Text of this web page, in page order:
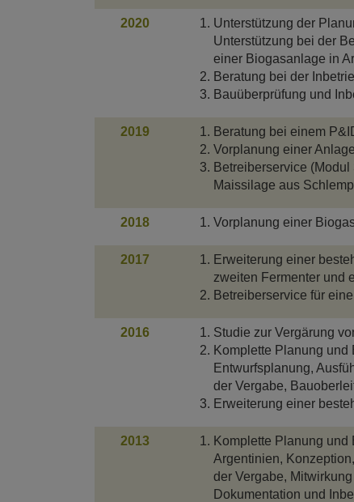
2020
Unterstützung der
Unterstützung bei der
einer Biogasanlage in
Beratung bei der
Bauüberprüfung und
2019
Beratung bei einem
Vorplanung einer
Betreiberservice
Maissilage aus
2018 Vorplanung einer
2017
Erweiterung einer
zweiten Fermenter und
Betreiberservice für
2016
Studie zur Vergärung
Komplette Planung
Entwurfsplanung,
der Vergabe,
Erweiterung einer
2013
Komplette Planung
Argentinien,
der Vergabe,
Dokumentation und